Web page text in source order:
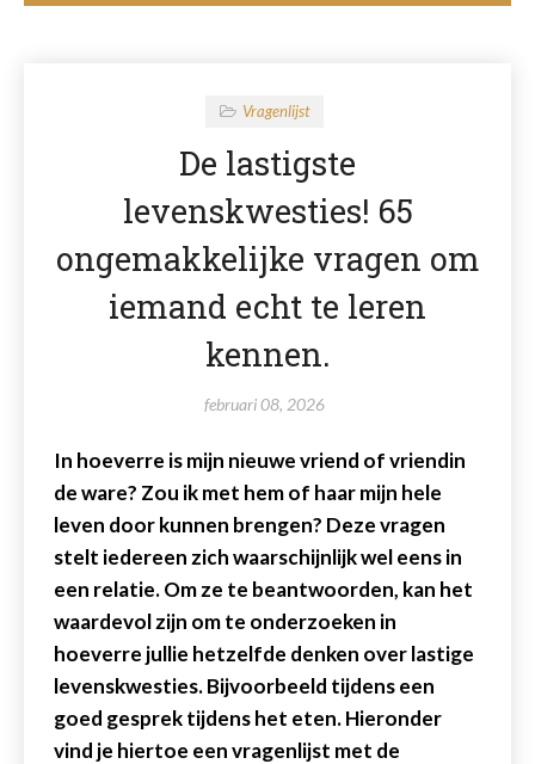
Vragenlijst
De lastigste
levenskwesties! 65
ongemakkelijke vragen om
iemand echt te leren
kennen.
februari 08, 2026
In hoeverre is mijn nieuwe vriend of vriendin
de ware? Zou ik met hem of haar mijn hele
leven door kunnen brengen? Deze vragen
stelt iedereen zich waarschijnlijk wel eens in
een relatie. Om ze te beantwoorden, kan het
waardevol zijn om te onderzoeken in
hoeverre jullie hetzelfde denken over lastige
levenskwesties. Bijvoorbeeld tijdens een
goed gesprek tijdens het eten. Hieronder
vind je hiertoe een vragenlijst met de